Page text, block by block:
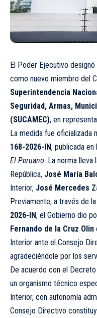
El Poder Ejecutivo designó
como nuevo miembro del
Superintendencia
Seguridad, Armas,
(SUCAMEC), en
La medida fue oficializada
168-2026-IN, publicada
El Peruano. La norma lleva
República, José María
Interior, José Mercedes
Previamente, a través de la
2026-IN, el Gobierno dio
Fernando de la Cruz Olin
Interior ante el Consejo
agradeciéndole por los
De acuerdo con el Decreto
un organismo técnico
Interior, con autonomía
Consejo Directivo